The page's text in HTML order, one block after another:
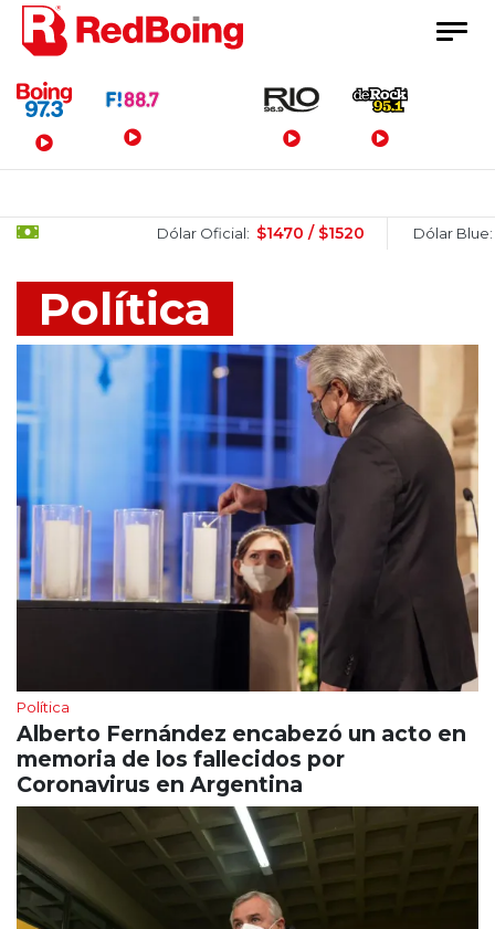
Menú Principal
Dólar Oficial: $1470 / $1520 Dólar Blue: $1505 /
Política
Política
Alberto Fernández encabezó un acto en
memoria de los fallecidos por
Coronavirus en Argentina